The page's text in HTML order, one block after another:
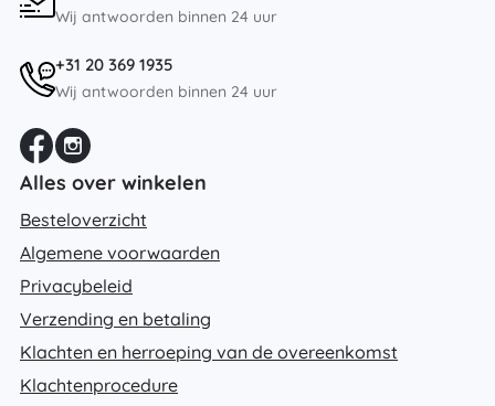
Wij antwoorden binnen 24 uur
+31 20 369 1935
Wij antwoorden binnen 24 uur
Alles over winkelen
Besteloverzicht
Algemene voorwaarden
Privacybeleid
Verzending en betaling
Klachten en herroeping van de overeenkomst
Klachtenprocedure